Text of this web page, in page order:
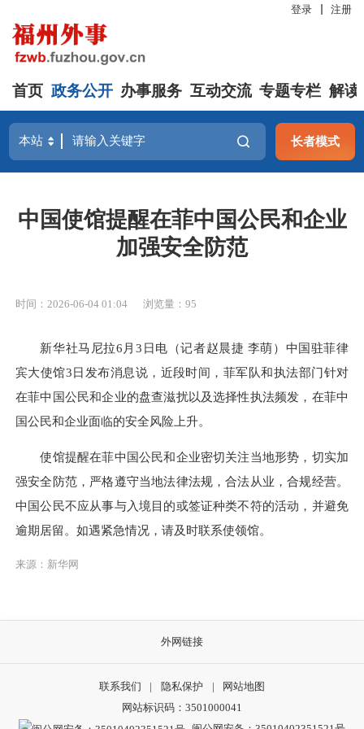
登录 注册
首页 政务公开 办事服务 互动交流 专题专栏 解读
长者模式
中国使馆提醒在菲中国公民和企业
加强安全防范
时间：2026-06-04 01:04 浏览量：95
新华社马尼拉6月3日电（记者赵晨捷 李萌）中国驻菲律
宾大使馆3日发布消息说，近段时间，菲军队和执法部门针对
在菲中国公民和企业的盘查滋扰以及选择性执法频发，在菲中
国公民和企业面临的安全风险上升。
使馆提醒在菲中国公民和企业密切关注当地形势，切实加
强安全防范，严格遵守当地法律法规，合法从业，合规经营。
中国公民不应从事与入境目的或签证种类不符的活动，并避免
逾期居留。如遇紧急情况，请及时联系使领馆。
来源：新华网
外网链接
联系我们 | 隐私保护 |
网站地图
网站标识码：3501000041